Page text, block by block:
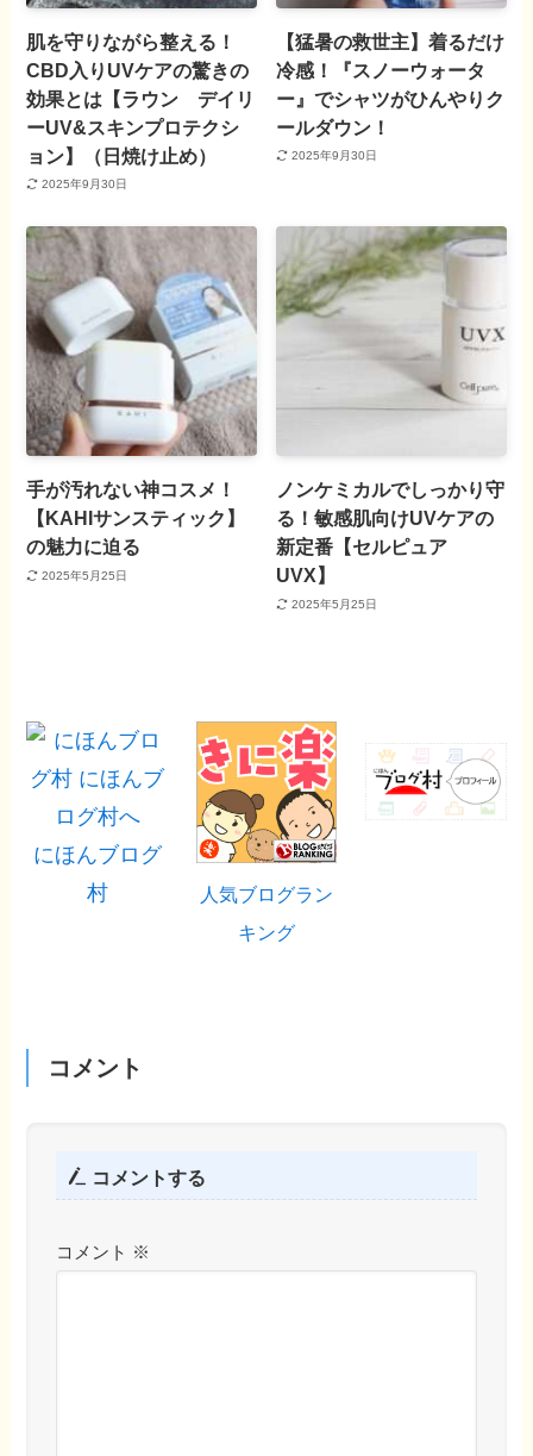
肌を守りながら整える！
CBD入りUVケアの驚きの
効果とは【ラウン デイリ
ーUV&スキンプロテクシ
ョン】（日焼け止め）
2025年9月30日
【猛暑の救世主】着るだけ
冷感！『スノーウォータ
ー』でシャツがひんやりク
ールダウン！
2025年9月30日
手が汚れない神コスメ！
【KAHIサンスティック】
の魅力に迫る
2025年5月25日
ノンケミカルでしっかり守
る！敏感肌向けUVケアの
新定番【セルピュア
UVX】
2025年5月25日
にほんブログ
村
人気ブログラン
キング
コメント
コメントする
コメント ※